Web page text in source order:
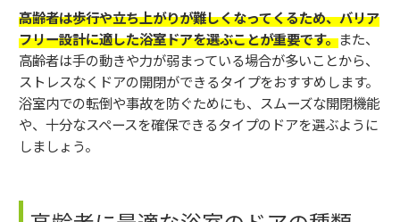
高齢者は歩行や立ち上がりが難しくなってくるため、バリア
フリー設計に適した浴室ドアを選ぶことが重要です。また、
高齢者は手の動きや力が弱まっている場合が多いことから、
ストレスなくドアの開閉ができるタイプをおすすめします。
浴室内での転倒や事故を防ぐためにも、スムーズな開閉機能
や、十分なスペースを確保できるタイプのドアを選ぶように
しましょう。